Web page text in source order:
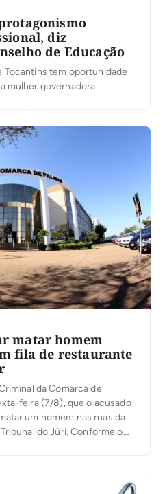
diz
de Educação
Tocantins tem oportunidade
mulher governadora
matar homem
fila de restaurante
da Comarca de
feira (7/8), que o acusado
um homem nas ruas da
do Júri. Conforme o